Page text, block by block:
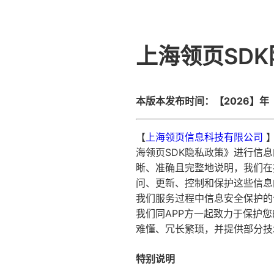
上海领页
本版本发布时间：【2026】年
【上海领页信息科技有限公司
海领页SDK隐私政策》进行信
晰、准确且完整地说明，我们
问、更新、控制和保护这些信
我们服务过程中信息安全保护
我们同APP方一起致力于保护
难懂、冗长繁琐，并提供部分
特别说明